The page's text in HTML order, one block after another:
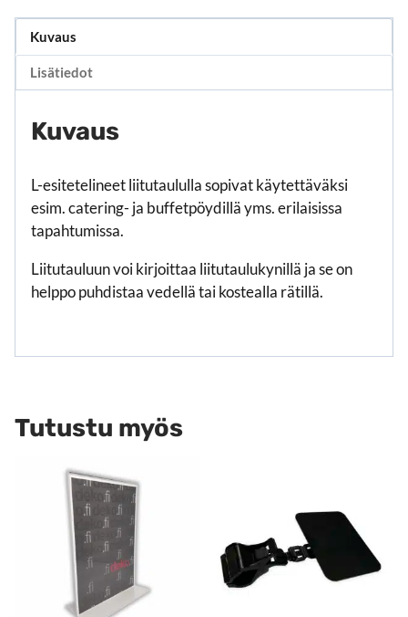
Kuvaus
Lisätiedot
Kuvaus
L-esitetelineet liitutaululla sopivat käytettäväksi
esim. catering- ja buffetpöydillä yms. erilaisissa
tapahtumissa.
Liitutauluun voi kirjoittaa liitutaulukynillä ja se on
helppo puhdistaa vedellä tai kostealla rätillä.
Tutustu myös